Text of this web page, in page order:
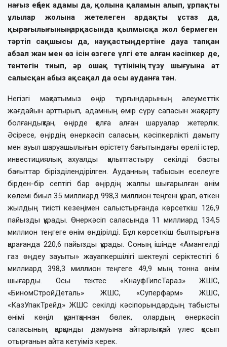
нағыз еңбек адамы да, қолына қаламын алып, ұрпақты
ұлылар жолына жетелеген ардақты ұстаз да,
қырағылығының арқасында қылмысқа жол бермеген
тәртіп сақшысы да, науқастың дертіне дауа тапқан
абзал жан мен өз ісін өзгеге үлгі ете алған кәсіпкер де,
тентегін тиып, әр ошақ түтінінің түзу шығуына ат
салысқан абыз ақсақал да осы ауданға тән.
Негізгі мақсатымыз өңір тұрғындарының әлеуметтік
жағдайын арттырып, адамның өмір сүру сапасын жақсарту
болғандықтан, өңірде қолға алған шаруалар жетерлік.
Әсіресе, өңірдің өнеркәсіп саласын, кәсіпкерлікті дамыту
мен ауыл шаруашылығын өрістету бағытындағы өрелі істер,
инвестициялық ахуалды қалыптастыру секілді басты
бағыттар бірізділендірілген. Ауданның табысын еселеуге
бірден-бір септігі бар өңірдің жалпы шығарылған өнім
көлемі биыл 35 миллиард 998,3 миллион теңгені құрап, өткен
жылдың тиісті кезеңімен салыстырғанда көрсеткіш 126,9
пайызды құрады. Өнеркәсіп саласында 11 миллиард 134,5
миллион теңгеге өнім өндірілді. Бұл көрсеткіш былтырғыға
қарағанда 220,6 пайызды құрады. Соның ішінде «Амангелді
газ өңдеу зауыты» жауапкершілігі шектеулі серіктестігі 6
миллиард 398,3 миллион теңгеге 49,9 мың тонна өнім
шығарды. Осы тектес «КнауфГипсТараз» ЖШС,
«БиномСтройДеталь» ЖШС, «Суперфарм» ЖШС,
«КазУпакТрейд» ЖШС секілді кәсіпорындардың табысты
өнімі көңіл қуантқаннан бөлек, олардың өнеркәсіп
саласының қарқынды дамуына айтарлықтай үлес қосып
отырғанын айта кетуіміз керек.